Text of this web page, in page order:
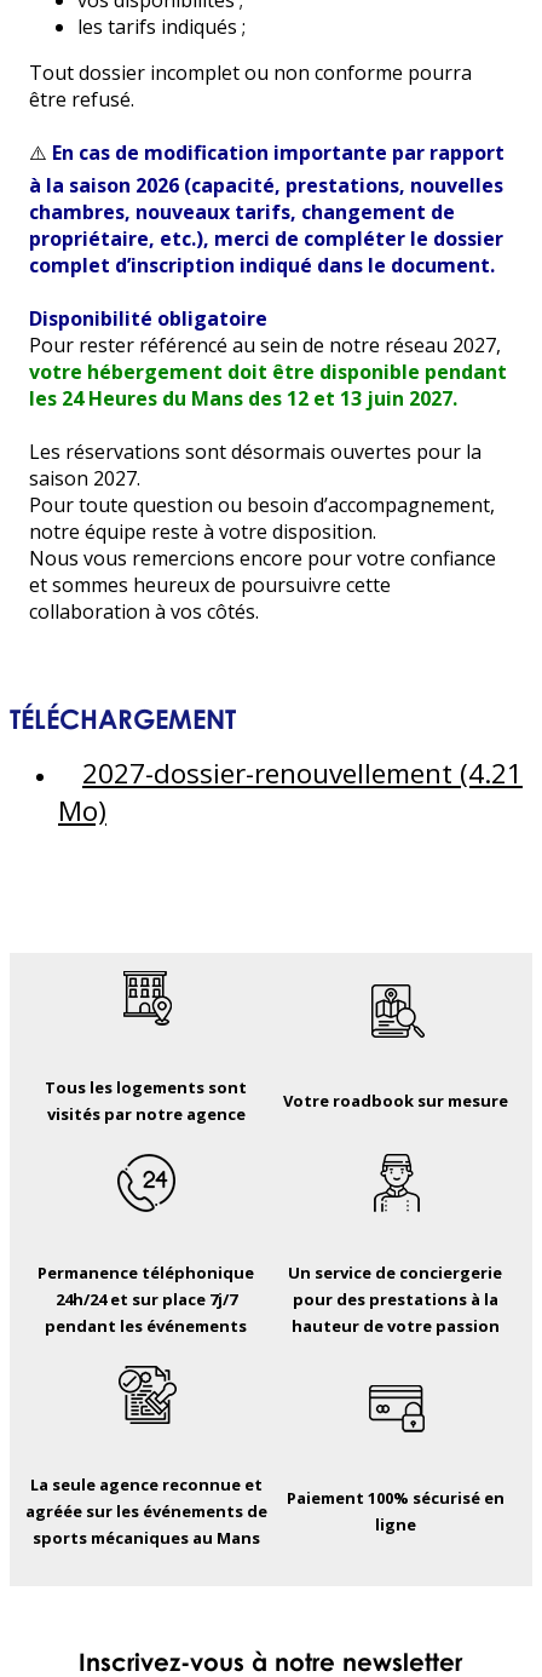
les tarifs indiqués ;
Tout dossier incomplet ou non conforme pourra
être refusé.
⚠️ En cas de modification importante par rapport
à la saison 2026 (capacité, prestations, nouvelles
chambres, nouveaux tarifs, changement de
propriétaire, etc.), merci de compléter le dossier
complet d’inscription indiqué dans le document.
Disponibilité obligatoire
Pour rester référencé au sein de notre réseau 2027,
votre hébergement doit être disponible pendant
les 24 Heures du Mans des 12 et 13 juin 2027.
Les réservations sont désormais ouvertes pour la
saison 2027.
Pour toute question ou besoin d’accompagnement,
notre équipe reste à votre disposition.
Nous vous remercions encore pour votre confiance
et sommes heureux de poursuivre cette
collaboration à vos côtés.
TÉLÉCHARGEMENT
2027-dossier-renouvellement (4.21
Mo)
Tous les logements sont
visités par notre agence
Votre roadbook sur mesure
Permanence téléphonique
24h/24 et sur place 7j/7
pendant les événements
Un service de conciergerie
pour des prestations à la
hauteur de votre passion
La seule agence reconnue et
agréée sur les événements de
sports mécaniques au Mans
Paiement 100% sécurisé en
ligne
Inscrivez-vous à notre newsletter